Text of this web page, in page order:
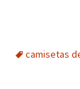
camisetas